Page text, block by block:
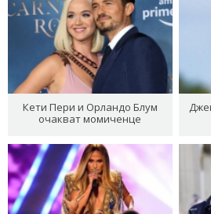
Кети Пери и Орландо Блум
очакват момиченце